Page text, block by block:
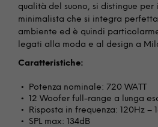
qualità del suono, si distingue per
minimalista che si integra
ambiente ed è quindi
legati alla moda e al design a
Caratteristiche:
Potenza nominale: 720 WATT
12 Woofer full-range a lunga
Risposta in frequenza: 120Hz –
SPL max: 134dB